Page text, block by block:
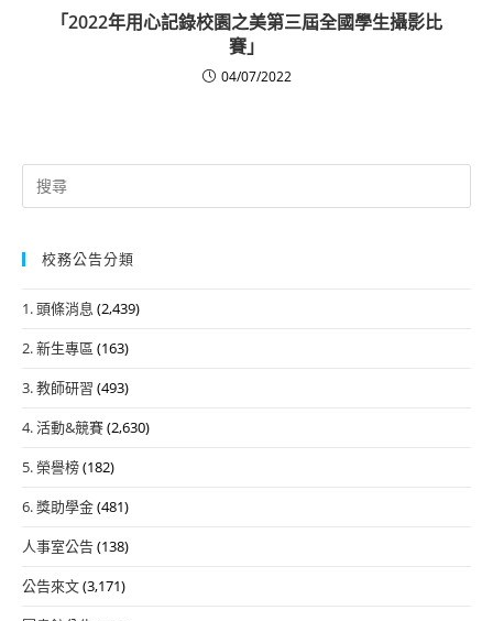
「2022年用心記錄校園之美第三屆全國學生攝影比
賽」
04/07/2022
Search
for:
校務公告分類
1. 頭條消息 (2,439)
2. 新生專區 (163)
3. 教師研習 (493)
4. 活動&競賽(2,630)
5. 榮譽榜(182)
6. 獎助學金(481)
人事室公告(138)
公告來文(3,171)